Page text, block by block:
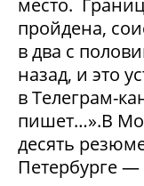
пройдена,
в два с
назад, и это
в Телеграм-
пишет…».В
десять
Петербурге